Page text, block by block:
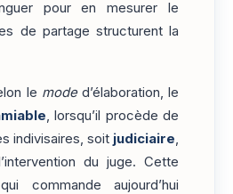
pour en mesurer le
de partage structurent la
le moded’élaboration, le
, lorsqu’il procède de
indivisaires, soit judiciaire,
du juge. Cette
commande aujourd’hui